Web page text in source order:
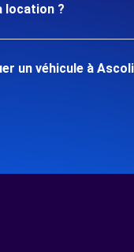
location ?
un véhicule à